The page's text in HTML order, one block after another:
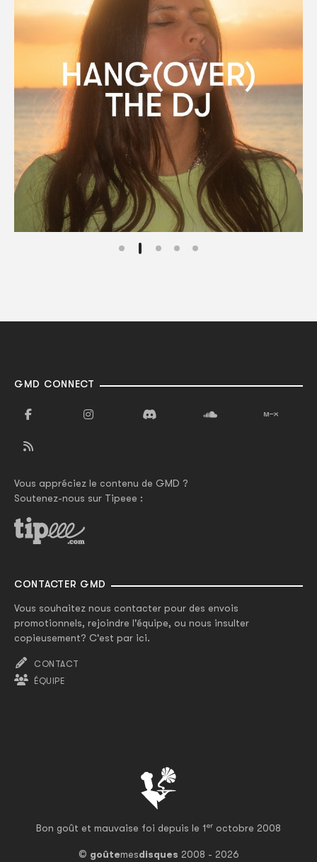
Bon goût et mauvaise foi depuis le 1er octobre 2008
© goûtemesdisques 2008 - 2026
GMD CONNECT
Vous appréciez le contenu de GMD ?
Soutenez-nous sur Tipeee :
CONTACTER GMD
Vous souhaitez nous contacter pour des envois
promotionnels, rejoindre l'équipe, ou nous insulter
copieusement? C'est par ici.
CONTACT
ÉQUIPE